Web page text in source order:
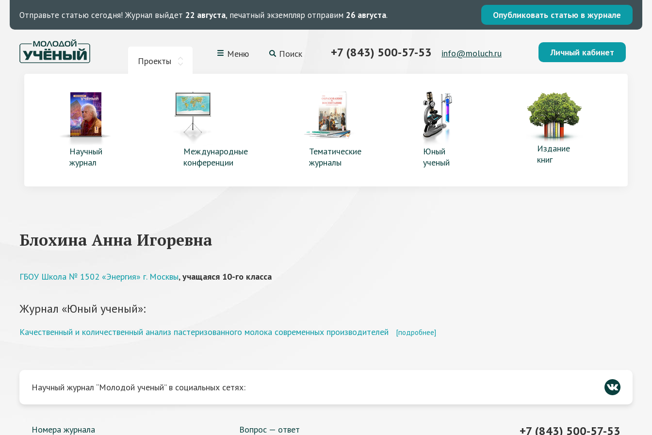
Отправьте статью сегодня! Журнал выйдет 22 августа, печатный экземпляр отправим 26 августа. Опубликовать статью в журнале
Проекты
Меню Поиск +7 (843) 500-57-53 info@moluch.ru Личный кабинет
Научный
журнал
Международные
конференции
Тематические
журналы
Юный
ученый
Издание
книг
Блохина Анна Игоревна
ГБОУ Школа № 1502 «Энергия» г. Москвы,учащаяся 10-го класса
Журнал «Юный ученый»:
Качественный и количественный анализ пастеризованного молока современных производителей [подробнее]
Научный журнал “Молодой ученый” в социальных сетях:
Номера журнала Вопрос — ответ +7 (843) 500-57-53